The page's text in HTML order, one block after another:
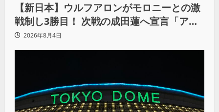
【新日本】ウルフアロンがモロニーとの激
戦制し3勝目！ 次戦の成田蓮へ宣言「アイ
ツの王道を俺の王道でぶち壊す」
2026年8月4日